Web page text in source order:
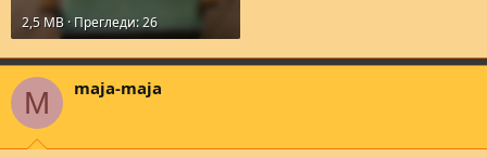
2,5 MB · Прегледи: 26
M maja-maja